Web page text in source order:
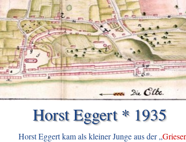
Horst Eggert * 1935
Horst Eggert kam als kleiner Junge aus der „